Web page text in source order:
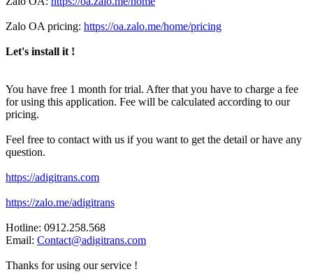
Zalo OA pricing: https://oa.zalo.me/home/pricing
Let's install it !
You have free 1 month for trial. After that you have to charge a fee
for using this application. Fee will be calculated according to our
pricing.
Feel free to contact with us if you want to get the detail or have any
question.
https://adigitrans.com
https://zalo.me/adigitrans
Hotline: 0912.258.568
Email: Contact@adigitrans.com
Thanks for using our service !